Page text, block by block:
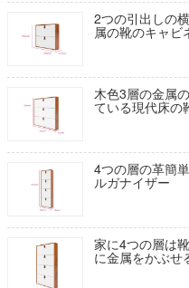
2つの引出しの
属の靴のキャビ
木色3層の金属
ている現代床の
4つの層の革簡
ルガナイザー
家に4つの層は
に金属をかぶせ